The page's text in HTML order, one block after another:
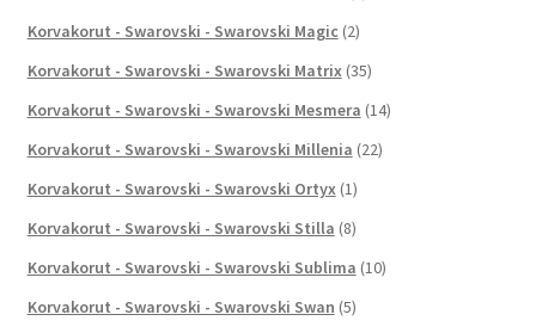
Korvakorut - Swarovski - Swarovski Magic (2)
Korvakorut - Swarovski - Swarovski Matrix (35)
Korvakorut - Swarovski - Swarovski Mesmera (14)
Korvakorut - Swarovski - Swarovski Millenia (22)
Korvakorut - Swarovski - Swarovski Ortyx (1)
Korvakorut - Swarovski - Swarovski Stilla (8)
Korvakorut - Swarovski - Swarovski Sublima (10)
Korvakorut - Swarovski - Swarovski Swan (5)